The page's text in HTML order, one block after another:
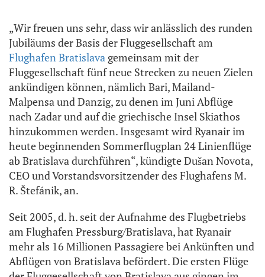
„Wir freuen uns sehr, dass wir anlässlich des runden
Jubiläums der Basis der Fluggesellschaft am
Flughafen Bratislava gemeinsam mit der
Fluggesellschaft fünf neue Strecken zu neuen Zielen
ankündigen können, nämlich Bari, Mailand-
Malpensa und Danzig, zu denen im Juni Abflüge
nach Zadar und auf die griechische Insel Skiathos
hinzukommen werden. Insgesamt wird Ryanair im
heute beginnenden Sommerflugplan 24 Linienflüge
ab Bratislava durchführen“, kündigte Dušan Novota,
CEO und Vorstandsvorsitzender des Flughafens M.
R. Štefánik, an.
Seit 2005, d. h. seit der Aufnahme des Flugbetriebs
am Flughafen Pressburg/Bratislava, hat Ryanair
mehr als 16 Millionen Passagiere bei Ankünften und
Abflügen von Bratislava befördert. Die ersten Flüge